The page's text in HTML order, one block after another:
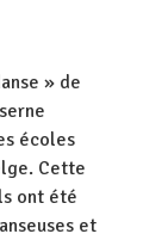
» de
écoles
Cette
ont été
et